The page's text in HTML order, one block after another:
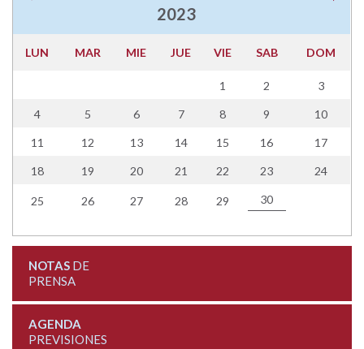
2023
LUN MAR MIE JUE VIE SAB DOM
1 2 3
4 5 6 7 8 9 10
11 12 13 14 15 16 17
18 19 20 21 22 23 24
25 26 27 28 29 30
NOTASDE
PRENSA
AGENDA
PREVISIONES